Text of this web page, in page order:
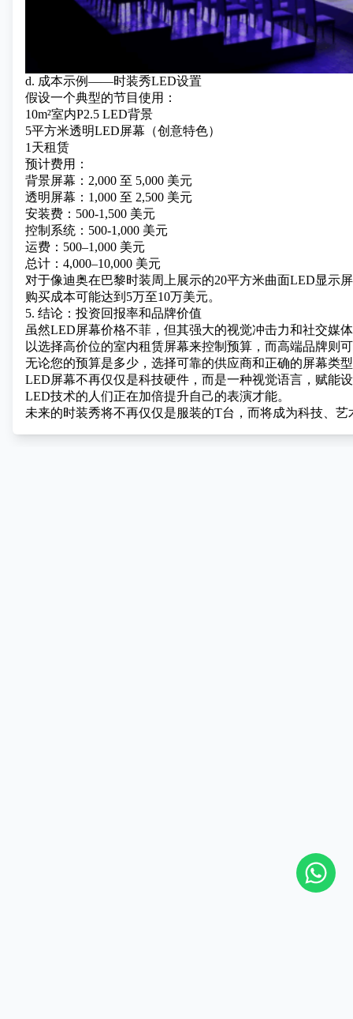
d. 成本示例——时装秀LED设置
假设一个典型的节目使用：
10m²室内P2.5 LED背景
5平方米透明LED屏幕（创意特色）
1天租赁
预计费用：
背景屏幕：2,000 至 5,000 美元
透明屏幕：1,000 至 2,500 美元
安装费：500-1,500 美元
控制系统：500-1,000 美元
运费：500–1,000 美元
总计：4,000–10,000 美元
对于像迪奥在巴黎时装周上展示的20平方米曲面LED显示
购买成本可能达到5万至10万美元。
5. 结论：投资回报率和品牌价值
虽然LED屏幕价格不菲，但其强大的视觉冲击力和社交媒
以选择高价位的室内租赁屏幕来控制预算，而高端品牌则
无论您的预算是多少，选择可靠的供应商和正确的屏幕类
LED屏幕不再仅仅是科技硬件，而是一种视觉语言，赋能
LED技术的人们正在加倍提升自己的表演才能。
未来的时装秀将不再仅仅是服装的T台，而将成为科技、